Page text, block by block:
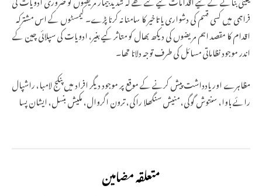
فراہمی میں کسی قسم کی دشواری یا تاخیر کا سامنا نہ کرنا پڑے۔ کیمسٹوں کے اس مشترکہ
اقدام کا مقصد اہم مریضوں کی دیکھ بھال کو متاثر کیے بغیر، ادویات کی سپلائی چین کے
اندر موجود نظاماتی مسائل کی طرف توجہ دلانا تھا۔
مظاہرے اور یادداشت پیش کرنے کے موقع پر موجود دیگر افراد میں پنکج لامبا، راشپال
رائے باوا، سنتوش گوگی، منیش سنگھلا راکی، ترون اگروال، مکیش بنسل، ایشان پسا
متعلقہ مضامین